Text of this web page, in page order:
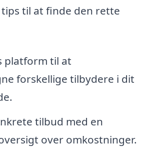
til at finde den rette
platform til at
forskellige tilbydere i dit
tilbud med en
over omkostninger.